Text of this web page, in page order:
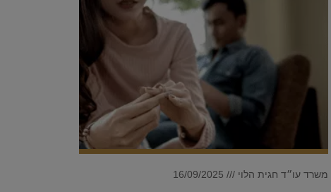
משרד עו״ד חגית הלוי 16/09/2025